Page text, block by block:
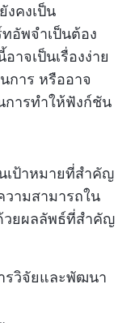
งคงเป็น
อัพจำเป็นต้อง
าจเป็นเรื่องง่าย
การ หรืออาจ
การทำให้ฟังก์ชัน
เป้าหมายที่สำคัญ
ามสามารถใน
วยผลลัพธ์ที่สำคัญ
รวิจัยและพัฒนา